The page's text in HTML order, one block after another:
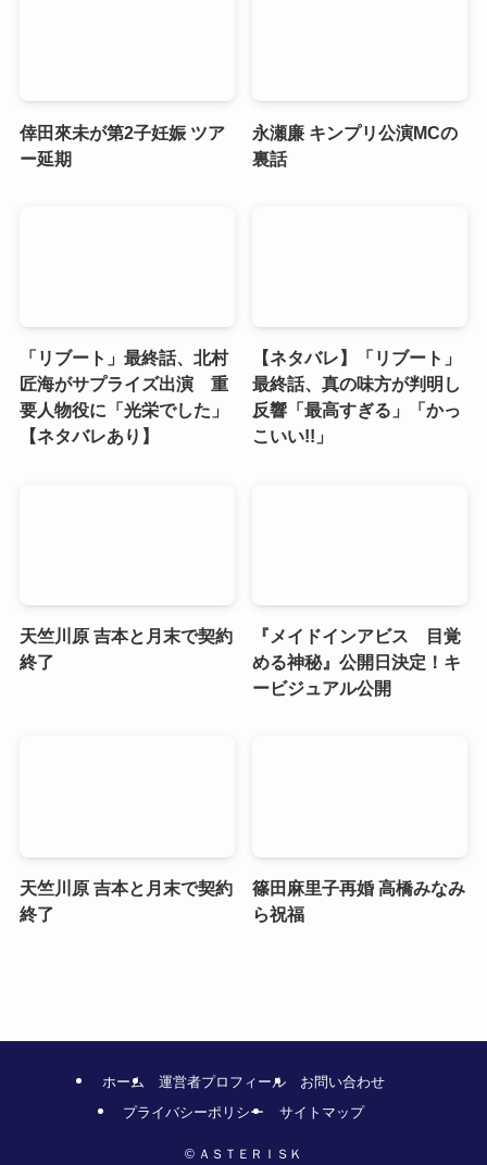
倖田來未が第2子妊娠 ツア
ー延期
永瀬廉 キンプリ公演MCの
裏話
「リブート」最終話、北村
匠海がサプライズ出演 重
要人物役に「光栄でした」
【ネタバレあり】
【ネタバレ】「リブート」
最終話、真の味方が判明し
反響「最高すぎる」「かっ
こいい!!」
天竺川原 吉本と月末で契約
終了
『メイドインアビス 目覚
める神秘』公開日決定！キ
ービジュアル公開
天竺川原 吉本と月末で契約
終了
篠田麻里子再婚 高橋みなみ
ら祝福
ホーム 運営者プロフィール
お問い合わせ
プライバシーポリシー
サイトマップ
© ＡＳＴＥＲＩＳＫ